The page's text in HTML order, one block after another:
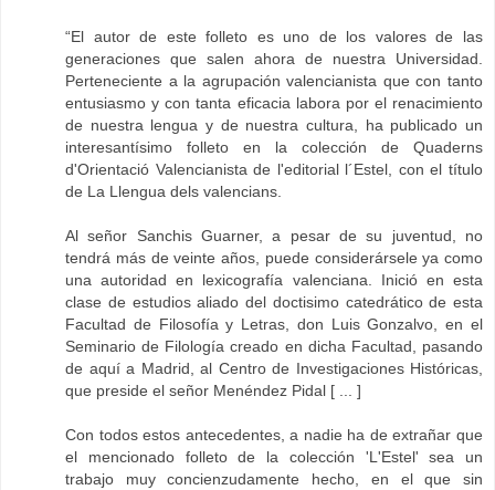
“El autor de este folleto es uno de los valores de las
generaciones que salen ahora de nuestra Universidad.
Perteneciente a la agrupación valencianista que con tanto
entusiasmo y con tanta eficacia labora por el renacimiento
de nuestra lengua y de nuestra cultura, ha publicado un
interesantísimo folleto en la colección de Quaderns
d'Orientació Valencianista de l'editorial l´Estel, con el título
de La Llengua dels valencians.
Al señor Sanchis Guarner, a pesar de su juventud, no
tendrá más de veinte años, puede considerársele ya como
una autoridad en lexicografía valenciana. Inició en esta
clase de estudios aliado del doctisimo catedrático de esta
Facultad de Filosofía y Letras, don Luis Gonzalvo, en el
Seminario de Filología creado en dicha Facultad, pasando
de aquí a Madrid, al Centro de Investigaciones Históricas,
que preside el señor Menéndez Pidal [ ... ]
Con todos estos antecedentes, a nadie ha de extrañar que
el mencionado folleto de la colección 'L'Estel' sea un
trabajo muy concienzudamente hecho, en el que sin